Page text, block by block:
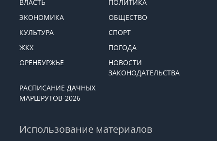
РЕКЛАМА
ПРОИСШЕСТВИЯ
ВЛАСТЬ
ПОЛИТИКА
ЭКОНОМИКА
ОБЩЕСТВО
КУЛЬТУРА
СПОРТ
ЖКХ
ПОГОДА